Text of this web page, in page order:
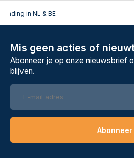
in NL & BE
Mis geen acties of
Abonneer je op onze nieuwsbrief
blijven.
Abonneer